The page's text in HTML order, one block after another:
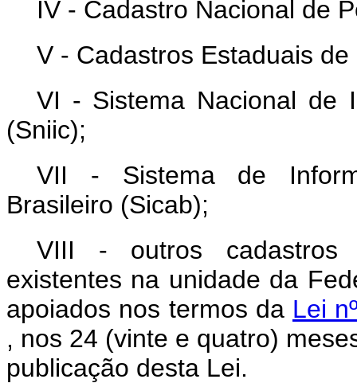
IV - Cadastro Nacional de
V - Cadastros Estaduais
VI - Sistema Nacional de
(Sniic);
VII - Sistema de
Brasileiro (Sicab);
VIII - outros cadastros
existentes na unidade da
apoiados nos termos da Lei
, nos 24 (vinte e quatro)
publicação desta Lei.